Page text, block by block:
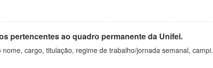
pertencentes ao quadro permanente da Unifei.
cargo, titulação, regime de trabalho/jornada semanal, campi.